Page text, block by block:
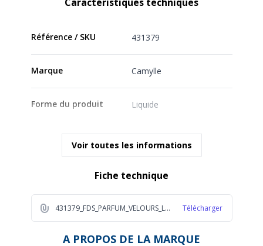
Caractéristiques techniques
Référence / SKU 431379
Marque Camylle
Forme du produit Liquide
Voir toutes les informations
Fiche technique
431379_FDS_PARFUM_VELOURS_LUXE_250ML_2026_FR_1_1d95 Télécharger
A PROPOS DE LA MARQUE